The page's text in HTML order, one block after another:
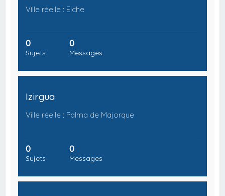
Ville réelle : Elche
0
Sujets
0
Messages
Izirgua
Ville réelle : Palma de Majorque
0
Sujets
0
Messages